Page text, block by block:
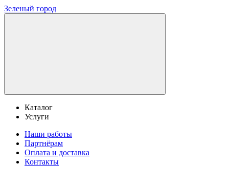
Зеленый город
Каталог
Услуги
Наши работы
Партнёрам
Оплата и доставка
Контакты